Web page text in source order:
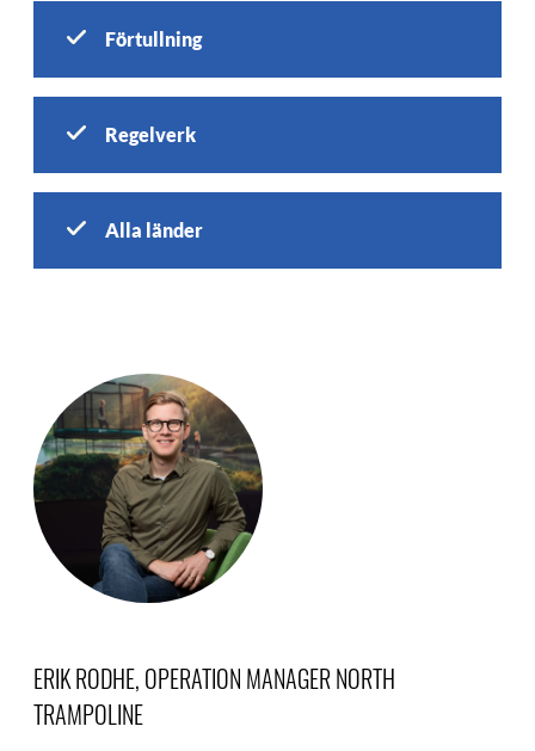
Förtullning
Regelverk
Alla länder
ERIK RODHE, OPERATION MANAGER NORTH
TRAMPOLINE